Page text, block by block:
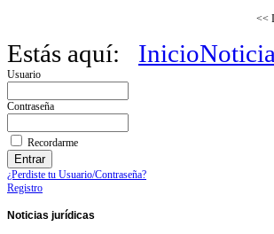
<<
Estás aquí: Inicio
Usuario
Contraseña
Recordarme
¿Perdiste tu Usuario/Contraseña?
Registro
Noticias jurídicas